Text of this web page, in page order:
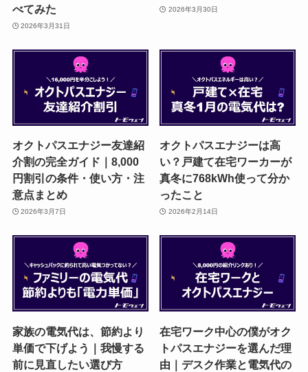
べてみた
2026年3月31日
2026年3月30日
オクトパスエナジー友達紹
介割の完全ガイド｜8,000
円割引の条件・使い方・注
意点まとめ
2026年3月7日
オクトパスエナジーは高
い？戸建て在宅ワーカーが
真冬に768kWh使って分か
ったこと
2026年2月14日
家族の電気代は、節約より
単価で下げよう｜我慢する
前に見直したい選び方
在宅ワーク中心の僕がオク
トパスエナジーを選んだ理
由｜デスク作業と電気代の